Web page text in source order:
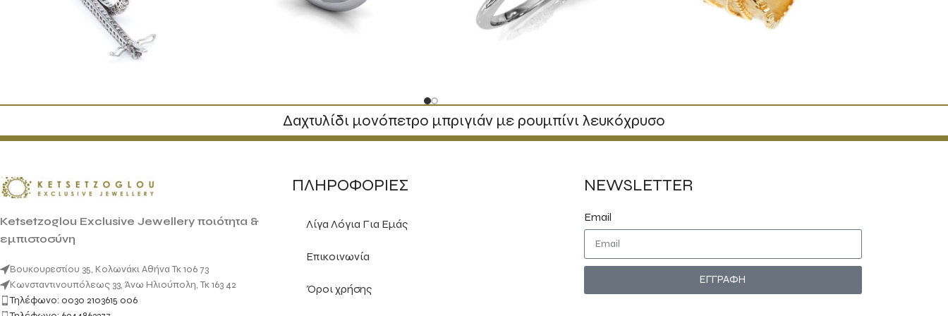
Δαχτυλίδι μονόπετρο μπριγιάν με ρουμπίνι λευκόχρυσο
Ketsetzoglou Exclusive Jewellery ποιότητα &
εμπιστοσύνη
Βουκουρεστίου 35, Κολωνάκι Αθήνα Τκ 106 73
Κωνσταντινουπόλεως 33, Άνω Ηλιούπολη, Τκ 163 42
Τηλέφωνο: 0030 2103615 006
ΠΛΗΡΟΦΟΡΙΕΣ
Λίγα Λόγια Για Εμάς
Επικοινωνία
Όροι χρήσης
NEWSLETTER
Email
ΕΓΓΡΑΦΗ